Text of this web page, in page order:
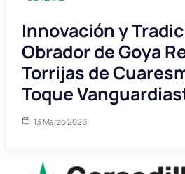
Innovación y
Obrador de Goya
Torrijas de
Toque
13 Marzo 2026